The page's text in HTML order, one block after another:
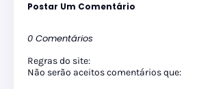
Postar Um Comentário
0 Comentários
Regras do site:
Não serão aceitos comentários que: